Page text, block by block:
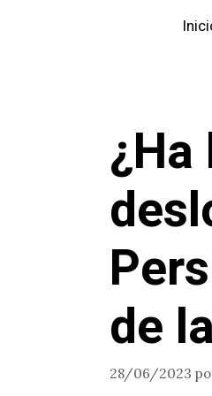
de
28/06/2023